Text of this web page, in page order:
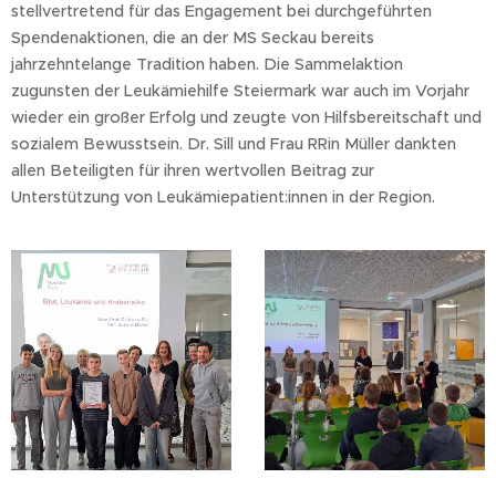
stellvertretend für das Engagement bei durchgeführten
Spendenaktionen, die an der MS Seckau bereits
jahrzehntelange Tradition haben. Die Sammelaktion
zugunsten der Leukämiehilfe Steiermark war auch im Vorjahr
wieder ein großer Erfolg und zeugte von Hilfsbereitschaft und
sozialem Bewusstsein. Dr. Sill und Frau RRin Müller dankten
allen Beteiligten für ihren wertvollen Beitrag zur
Unterstützung von Leukämiepatient:innen in der Region.